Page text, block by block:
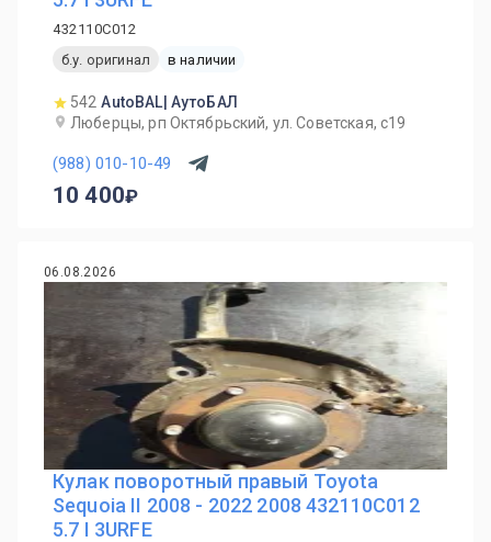
432110C012
б.у. оригинал
в наличии
542 AutoBAL| АутоБАЛ
Люберцы, рп Октябрьский, ул. Советская, с19
(988) 010-10-49
10 400
06.08.2026
Кулак поворотный правый Toyota
Sequoia II 2008 - 2022 2008 432110C012
5.7 I 3URFE